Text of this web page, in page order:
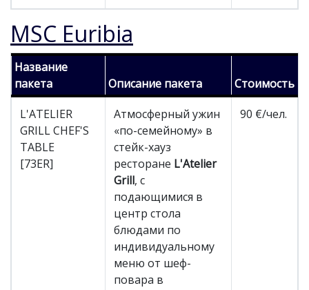
MSC Euribia
Название
пакета
Описание пакета
Стоимость
L'ATELIER
GRILL CHEF'S
TABLE
[73ER]
Атмосферный ужин
«по-семейному» в
стейк-хауз
ресторане L'Atelier
Grill, с
подающимися в
центр стола
блюдами по
индивидуальному
меню от шеф-
повара в
90 €/чел.